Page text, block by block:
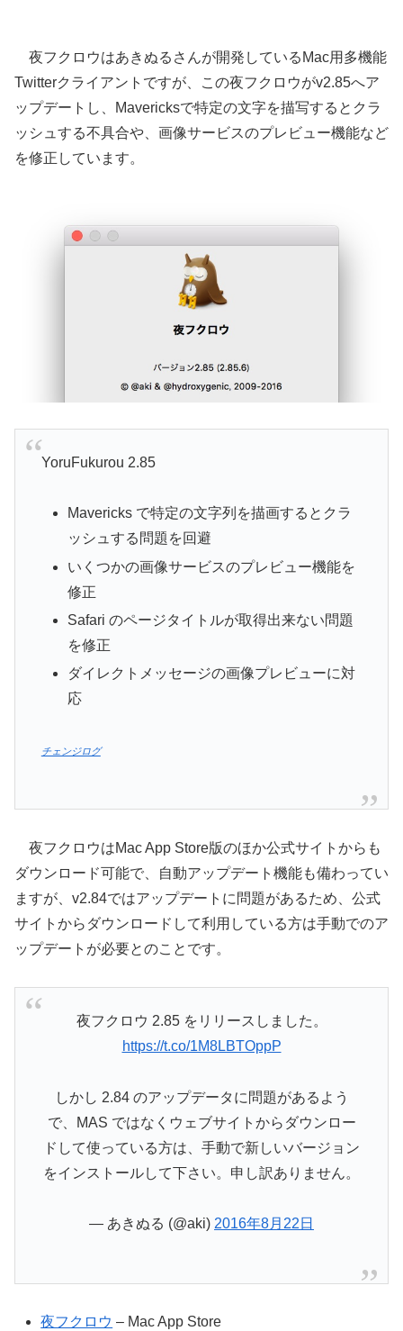
夜フクロウはあきぬるさんが開発しているMac用多機能
Twitterクライアントですが、この夜フクロウがv2.85へア
ップデートし、Mavericksで特定の文字を描写するとクラ
ッシュする不具合や、画像サービスのプレビュー機能など
を修正しています。
YoruFukurou 2.85
Mavericks で特定の文字列を描画するとクラ
ッシュする問題を回避
いくつかの画像サービスのプレビュー機能を
修正
Safari のページタイトルが取得出来ない問題
を修正
ダイレクトメッセージの画像プレビューに対
応
チェンジログ
夜フクロウはMac App Store版のほか公式サイトからも
ダウンロード可能で、自動アップデート機能も備わってい
ますが、v2.84ではアップデートに問題があるため、公式
サイトからダウンロードして利用している方は手動でのア
ップデートが必要とのことです。
夜フクロウ 2.85 をリリースしました。
https://t.co/1M8LBTOppP
しかし 2.84 のアップデータに問題があるよう
で、MAS ではなくウェブサイトからダウンロー
ドして使っている方は、手動で新しいバージョン
をインストールして下さい。申し訳ありません。
— あきぬる (@aki) 2016年8月22日
‎夜フクロウ – Mac App Store